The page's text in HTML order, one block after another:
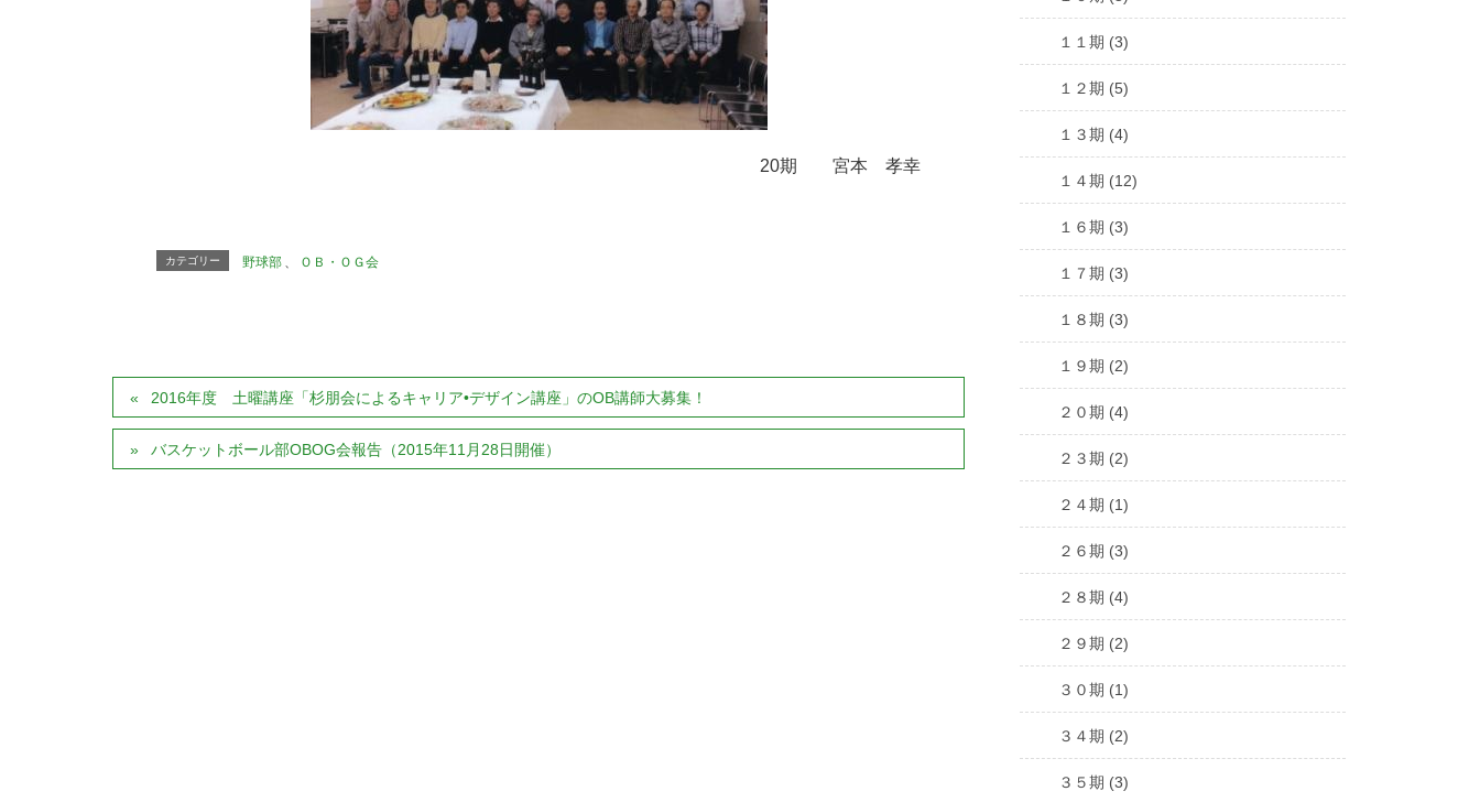
20期 宮本 孝幸
カテゴリー 野球部 、 ＯＢ・ＯＧ会
2016年度 土曜講座「杉朋会によるキャリア•デザイン講座」のOB講師大募集！
バスケットボール部OBOG会報告（2015年11月28日開催）
１１期 (3)
１２期 (5)
１３期 (4)
１４期 (12)
１６期 (3)
１７期 (3)
１８期 (3)
１９期 (2)
２０期 (4)
２３期 (2)
２４期 (1)
２６期 (3)
２８期 (4)
２９期 (2)
３０期 (1)
３４期 (2)
３５期 (3)